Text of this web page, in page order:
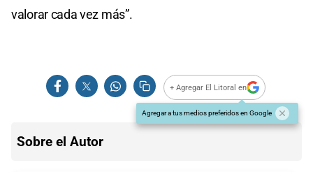
valorar cada vez más”.
+ Agregar El Litoral en
Agregar a tus medios preferidos en Google
Sobre el Autor